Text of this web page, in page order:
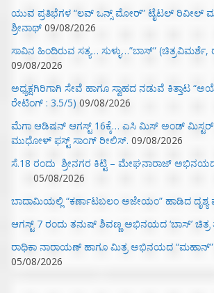
ಯುವ ಪ್ರತಿಭೆಗಳ “ಲವ್ ಒನ್ಸ್ ಮೋರ್” ಟೈಟಲ್ ರಿವೀಲ್
ಶ್ರೀನಾಥ್ 09/08/2026
ಸಾವಿನ ಹಿಂದಿರುವ ಸತ್ಯ… ಸುಳ್ಳು…”ಬಾಸ್” (ಚಿತ್ರವಿಮರ್ಶೆ,
09/08/2026
ಅಧ್ಯಕ್ಷಗಿರಿಗಾಗಿ ಸೇವೆ ಹಾಗೂ ಸ್ವಾಹದ ನಡುವೆ ಕಿತ್ತಾಟ
ರೇಟಿಂಗ್ : 3.5/5) 09/08/2026
ಮೆಗಾ ಆಡಿಷನ್ ಆಗಸ್ಟ್ 16ಕ್ಕೆ… ಎಸಿ ಮಿಸ್ ಅಂಡ್
ಮುಧೋಳ್ ಫಸ್ಟ್ ಸಾಂಗ್ ರೀಲಿಸ್. 09/08/2026
ಸೆ.18 ರಂದು ಶ್ರೀನಗರ ಕಿಟ್ಟಿ – ಮೇಘನಾರಾಜ್
05/08/2026
ಬಾದಾಮಿಯಲ್ಲಿ “ಕರ್ಣಾಟಬಲಂ ಅಜೇಯಂ” ಹಾಡಿದ ದೃಶ್ಯ
ಆಗಸ್ಟ್ 7 ರಂದು ತನುಷ್ ಶಿವಣ್ಣ ಅಭಿನಯದ ‘ಬಾಸ್’ ಚಿತ್ರ
ರಾಧಿಕಾ ನಾರಾಯಣ್ ಹಾಗೂ ಮಿತ್ರ ಅಭಿನಯದ
05/08/2026